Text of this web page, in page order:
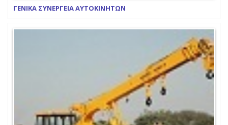
ΓΕΝΙΚΑ ΣΥΝΕΡΓΕΙΑ ΑΥΤΟΚΙΝΗΤΩΝ